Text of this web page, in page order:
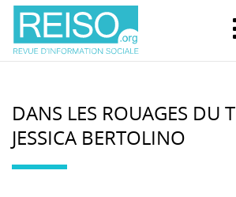
DANS LES ROUAGES DU
JESSICA BERTOLINO